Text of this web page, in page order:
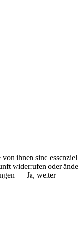
ihnen sind
widerrufen oder
Ja, weiter